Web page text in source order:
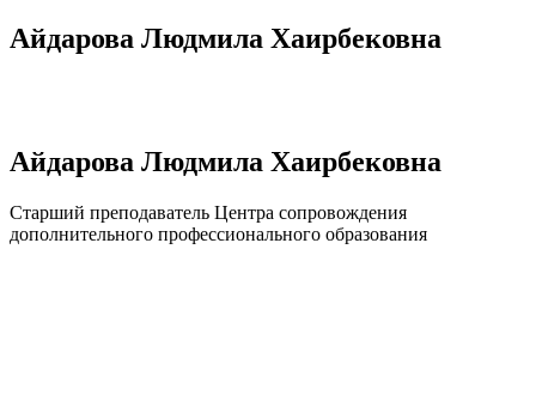
Айдарова Людмила Хаирбековна
Айдарова Людмила Хаирбековна
Старший преподаватель Центра сопровождения
дополнительного профессионального образования